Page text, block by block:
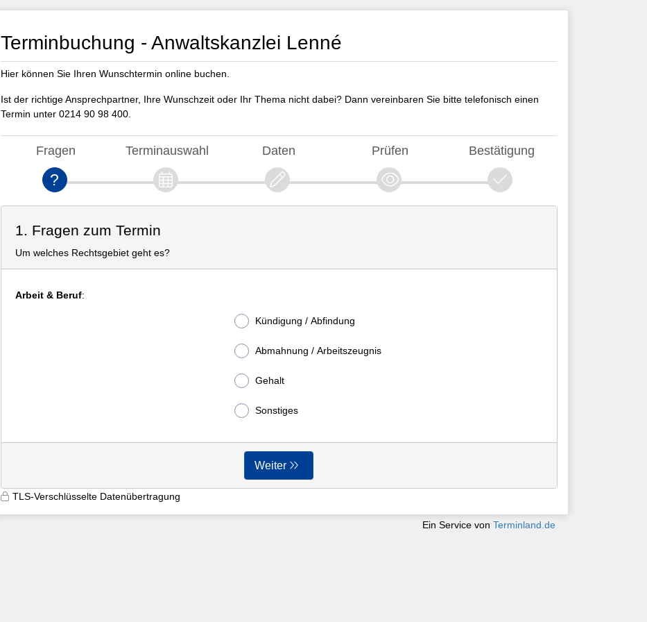
Terminbuchung - Anwaltskanzlei Lenné
Hier können Sie Ihren Wunschtermin online buchen.
Ist der richtige Ansprechpartner, Ihre Wunschzeit oder Ihr Thema nicht dabei? Dann vereinbaren Sie bitte telefonisch einen
Termin unter 0214 90 98 400.
Fragen Terminauswahl Daten Prüfen Bestätigung
1. Fragen zum Termin
Um welches Rechtsgebiet geht es?
Arbeit & Beruf:
Kündigung / Abfindung
Abmahnung / Arbeitszeugnis
Gehalt
Sonstiges
Weiter
TLS-Verschlüsselte Datenübertragung
Ein Service von Terminland.de